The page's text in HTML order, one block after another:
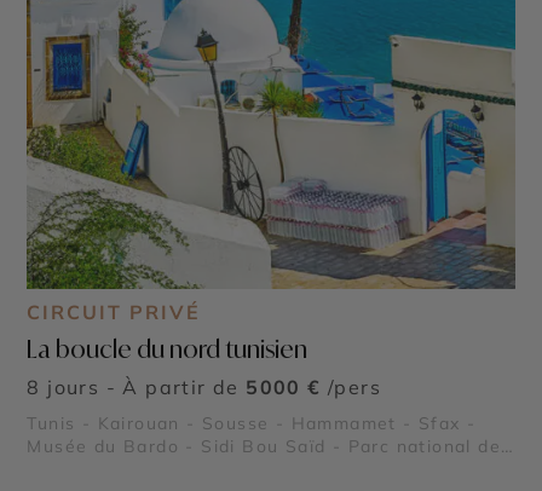
CIRCUIT PRIVÉ
La boucle du nord tunisien
8 jours - À partir de 5000 € /pers
Tunis - Kairouan - Sousse - Hammamet - Sfax -
Musée du Bardo - Sidi Bou Saïd - Parc national de